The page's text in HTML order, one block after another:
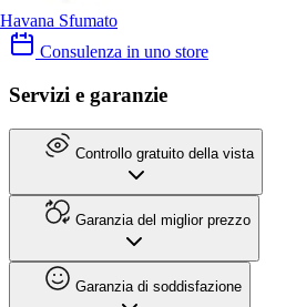
Havana Sfumato
Consulenza in uno store
Servizi e garanzie
Controllo gratuito della vista
Garanzia del miglior prezzo
Garanzia di soddisfazione